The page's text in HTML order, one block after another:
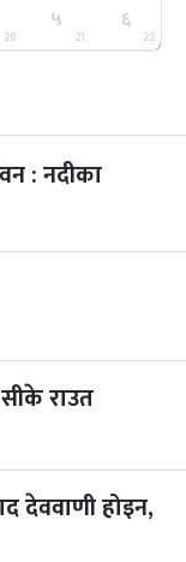
७ महिना बाँकी
७ महिना बाँकी
20
५
21
६
22
: नदीका
राउत
देववाणी होइन,